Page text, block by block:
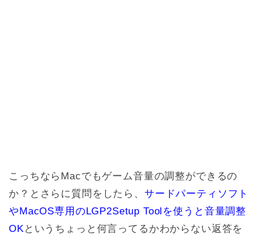
こっちならMacでもゲーム音量の調整ができるの
か？とさらに質問をしたら、 サードパーティソフト
やMacOS専用のLGP2Setup Toolを使うと音量調整
OK というちょっと何言ってるかわからない返答を